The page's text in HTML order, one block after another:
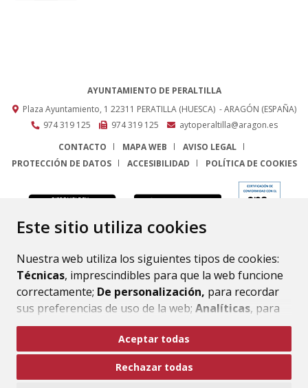
Este sitio utiliza cookies
Nuestra web utiliza los siguientes tipos de cookies:
Técnicas, imprescindibles para que la web funcione
correctamente; De personalización, para recordar
sus preferencias de uso de la web; Analíticas, para
mejorar el funcionamiento de la web y sus servicios.
Si acepta pulsando el botón“Aceptar todas”
consideramos que acepta su uso. Si pulsa el botón
Aceptar todas
Rechazar todas
AYUNTAMIENTO DE PERALTILLA
Plaza Ayuntamiento, 1 22311 PERATILLA (HUESCA) - ARAGÓN (ESPAÑA)
974 319 125
974 319 125
aytoperaltilla@aragon.es
CONTACTO
MAPA WEB
AVISO LEGAL
PROTECCIÓN DE DATOS
ACCESIBILIDAD POLÍTICA DE COOKIES